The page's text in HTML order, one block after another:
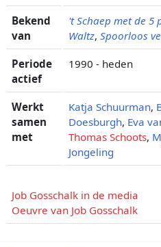
Bekend
van
't Schaep met de 5
Waltz, Spoorloos
Periode
actief
1990 - heden
Werkt
samen
met
Katja Schuurman,
Doesburgh, Eva
Thomas Schoots,
Jongeling
Job Gosschalk in de media
Oeuvre van Job Gosschalk